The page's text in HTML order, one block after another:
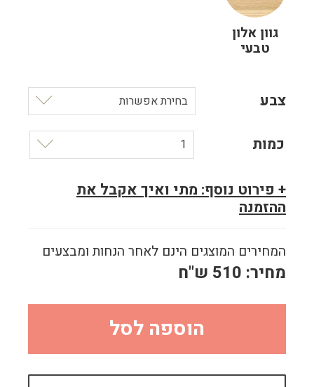
גוון אלון
טבעי
צבע בחירת אפשרות
כמות 1
+ פירוט נוסף: מתי ואיך אקבל את
ההזמנה
המחירים המוצגים הינם לאחר הנחות ומבצעים
מחיר: 510 ש"ח
הוספה לסל